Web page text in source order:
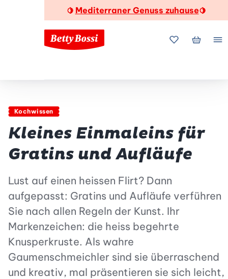
🍋 Mediterraner Genuss zuhause🍋
MeineMein
Kochwissen
Kleines Einmaleins für
Gratins und Aufläufe
Lust auf einen heissen Flirt? Dann
aufgepasst: Gratins und Aufläufe verführen
Sie nach allen Regeln der Kunst. Ihr
Markenzeichen: die heiss begehrte
Knusperkruste. Als wahre
Gaumenschmeichler sind sie überraschend
und kreativ, mal präsentieren sie sich leicht,